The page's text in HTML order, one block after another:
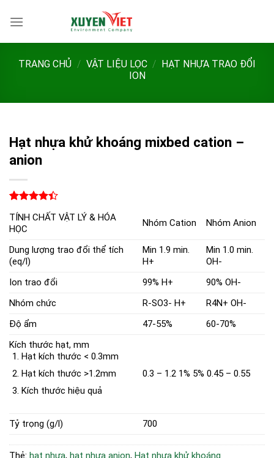
qua
TRANG CHỦ / VẬT LIỆU LỌC / HẠT NHỰA TRAO ĐỔI
ION
Hạt nhựa khử khoáng mixbed cation –
anion
4.38
5 dựa
trên
TÍNH CHẤT VẬT LÝ & HÓA
HỌC
Nhóm Cation Nhóm Anion
Dung lượng trao đổi thể tích
(eq/l)
Min 1.9 min.
H+
Min 1.0 min.
OH-
Ion trao đổi
99% H+
90% OH-
Nhóm chức
R-SO3- H+
R4N+ OH-
Độ ẩm
47-55%
60-70%
Kích thước hạt, mm
Hạt kích thước < 0.3mm
Hạt kích thước >1.2mm
Kích thước hiệu quả
0.3 – 1.2 1% 5% 0.45 – 0.55
Tỷ trọng (g/l) 700
Thẻ: hạt nhựa, hạt nhựa anion, Hạt nhựa khử khoáng